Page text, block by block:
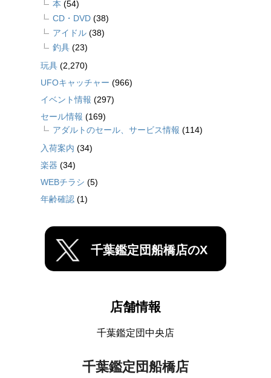
本 (54)
CD・DVD (38)
アイドル (38)
釣具 (23)
玩具 (2,270)
UFOキャッチャー (966)
イベント情報 (297)
セール情報 (169)
アダルトのセール、サービス情報 (114)
入荷案内 (34)
楽器 (34)
WEBチラシ (5)
年齢確認 (1)
千葉鑑定団船橋店のX
店舗情報
千葉鑑定団中央店
千葉鑑定団船橋店